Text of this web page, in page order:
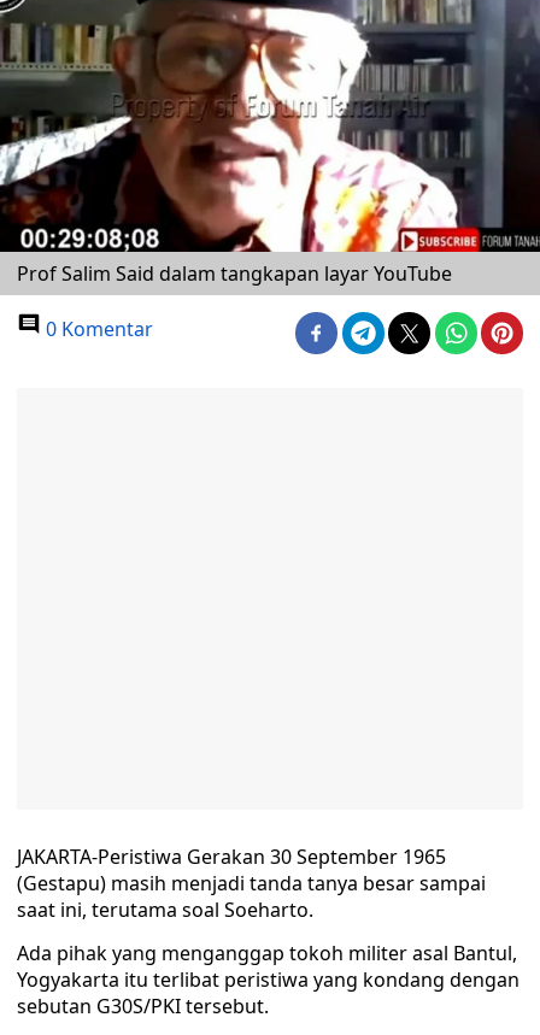
Prof Salim Said dalam tangkapan layar YouTube
0 Komentar
JAKARTA-Peristiwa Gerakan 30 September 1965
(Gestapu) masih menjadi tanda tanya besar sampai
saat ini, terutama soal Soeharto.
Ada pihak yang menganggap tokoh militer asal Bantul,
Yogyakarta itu terlibat peristiwa yang kondang dengan
sebutan G30S/PKI tersebut.